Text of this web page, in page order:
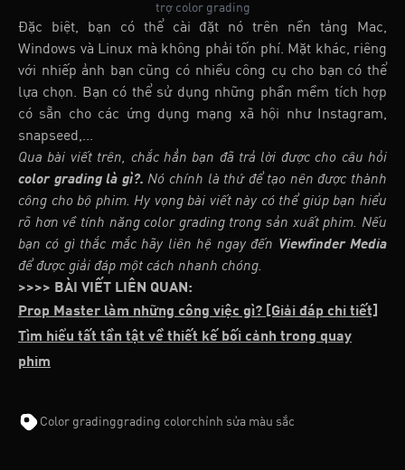
trợ color grading
Đặc biệt, bạn có thể cài đặt nó trên nền tảng Mac,
Windows và Linux mà không phải tốn phí. Mặt khác, riêng
với nhiếp ảnh bạn cũng có nhiều công cụ cho bạn có thể
lựa chọn. Bạn có thể sử dụng những phần mềm tích hợp
có sẵn cho các ứng dụng mạng xã hội như Instagram,
snapseed,...
Qua bài viết trên, chắc hẳn bạn đã trả lời được cho câu hỏi
color grading là gì?. Nó chính là thứ để tạo nên được thành
công cho bộ phim. Hy vọng bài viết này có thể giúp bạn hiểu
rõ hơn về tính năng color grading trong sản xuất phim. Nếu
bạn có gì thắc mắc hãy liên hệ ngay đến Viewfinder Media
để được giải đáp một cách nhanh chóng.
>>>> BÀI VIẾT LIÊN QUAN:
Prop Master làm những công việc gì? [Giải đáp chi tiết]
Tìm hiểu tất tần tật về thiết kế bối cảnh trong quay
phim
Color gradinggrading colorchỉnh sửa màu sắc